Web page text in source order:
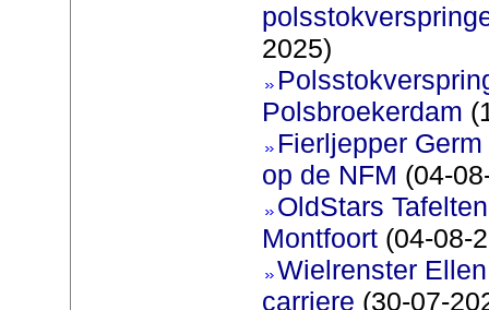
2025)
Polsbroekerdam
Fierljepper
op de NFM (04-
OldStars
Montfoort(04-08-
Wielrenster
carriere (30-07-